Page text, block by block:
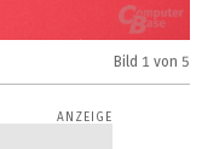
Bild 1 von 5